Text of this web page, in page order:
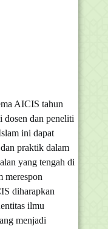
AICIS tahun
dan peneliti
ini dapat
praktik dalam
yang tengah di
merespon
diharapkan
ilmu
menjadi